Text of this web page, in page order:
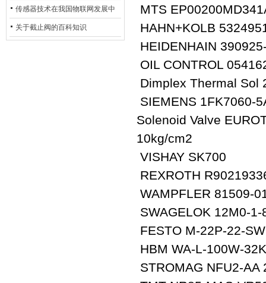
用安全光栅
传感器技术在我国物联网发展中
的地位*
关于截止阀的百科知识
MTS
HAHN+KOLB
HEIDENHAIN
OIL CONTROL
Dimplex Thermal Sol
SIEMENS 1FK7060-
Solenoid Valve
10kg/cm2
VISHAY SK700
REXROTH
WAMPFLER 81509-
SWAGELOK 12M0-1-
FESTO M-22P-22-SW
HBM WA-L-100W-
STROMAG NFU2-AA